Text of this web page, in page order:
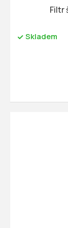
Filtr
Skladem